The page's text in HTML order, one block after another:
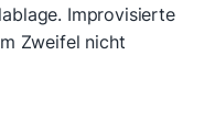
Improvisierte
Zweifel nicht